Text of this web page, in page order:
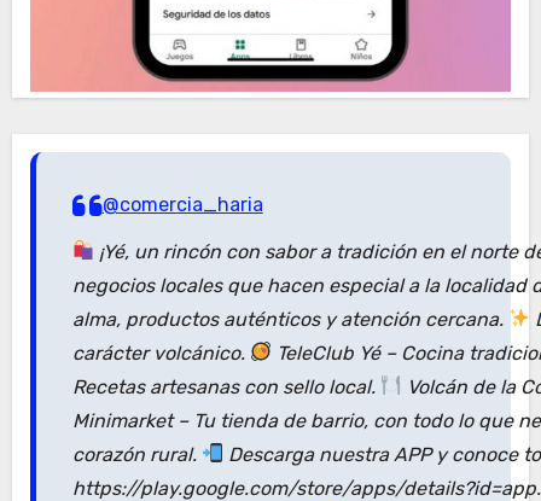
@comercia_haria
¡Yé, un rincón con sabor a tradición en el norte
negocios locales que hacen especial a la localidad
alma, productos auténticos y atención cercana.
carácter volcánico.
TeleClub Yé – Cocina
Recetas artesanas con sello local.
Volcán de la
Minimarket – Tu tienda de barrio, con todo lo que
corazón rural.
Descarga nuestra APP y conoce
https://play.google.com/store/apps/